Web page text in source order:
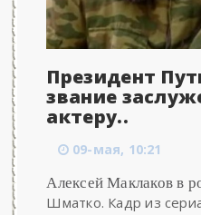
Президент
звание
актеру..
09-мая, 10:21
Алексей Маклаков в
Шматко. Кадр из